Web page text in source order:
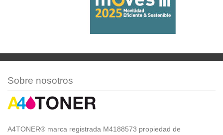
Sobre nosotros
A4TONER® marca registrada M4188573 propiedad de